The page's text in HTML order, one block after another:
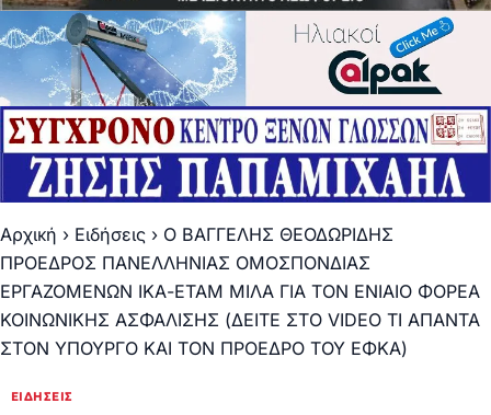
Αρχική › Ειδήσεις › Ο ΒΑΓΓΕΛΗΣ ΘΕΟΔΩΡΙΔΗΣ
ΠΡΟΕΔΡΟΣ ΠΑΝΕΛΛΗΝΙΑΣ ΟΜΟΣΠΟΝΔΙΑΣ
ΕΡΓΑΖΟΜΕΝΩΝ ΙΚΑ-ΕΤΑΜ ΜΙΛΑ ΓΙΑ ΤΟΝ ΕΝΙΑΙΟ ΦΟΡΕΑ
ΚΟΙΝΩΝΙΚΗΣ ΑΣΦΑΛΙΣΗΣ (ΔΕΙΤΕ ΣΤΟ VIDEO ΤΙ ΑΠΑΝΤΑ
ΣΤΟΝ ΥΠΟΥΡΓΟ ΚΑΙ ΤΟΝ ΠΡΟΕΔΡΟ ΤΟΥ ΕΦΚΑ)
ΕΙΔΉΣΕΙΣ